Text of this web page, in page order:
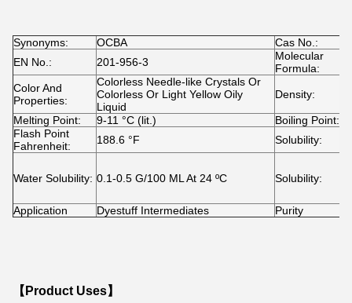
Synonyms: OCBA Cas No.:
EN No.:
201-956-3
Molecular
Formula:
Color And
Properties:
Colorless Needle-like Crystals Or
Colorless Or Light Yellow Oily
Liquid
Density:
Melting Point: 9-11 °C (lit.) Boiling Point:
Flash Point
Fahrenheit:
188.6 °F Solubility:
Water Solubility: 0.1-0.5 G/100 ML At 24 ºC Solubility:
Application
Dyestuff Intermediates Purity
【Product Uses】